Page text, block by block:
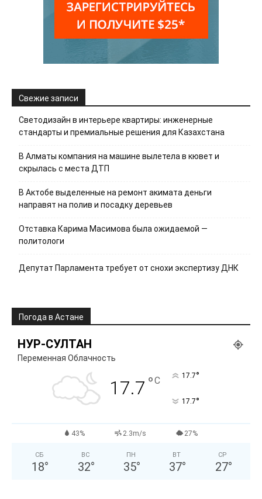
Свежие записи
Светодизайн в интерьере квартиры: инженерные
стандарты и премиальные решения для Казахстана
В Алматы компания на машине вылетела в кювет и
скрылась с места ДТП
В Актобе выделенные на ремонт акимата деньги
направят на полив и посадку деревьев
Отставка Карима Масимова была ожидаемой —
политологи
Депутат Парламента требует от снохи экспертизу ДНК
Погода в Астане
НУР-СУЛТАН
Переменная Облачность
17.7 °C 17.7°
17.7°
43% 2.3m/s 27%
СБ
18°
ВС
32°
ПН
35°
ВТ
37°
СР
27°